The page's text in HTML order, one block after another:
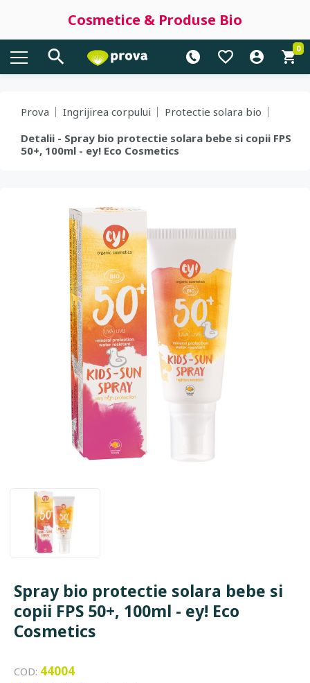
Cosmetice & Produse Bio
0
Prova Ingrijirea corpului
Protectie solara bio
Detalii - Spray bio protectie solara bebe si copii FPS
50+, 100ml - ey! Eco Cosmetics
Spray bio protectie solara bebe si
copii FPS 50+, 100ml - ey! Eco
Cosmetics
COD: 44004